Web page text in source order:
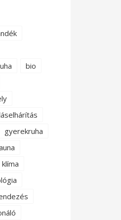
bio
gyerekruha
klíma